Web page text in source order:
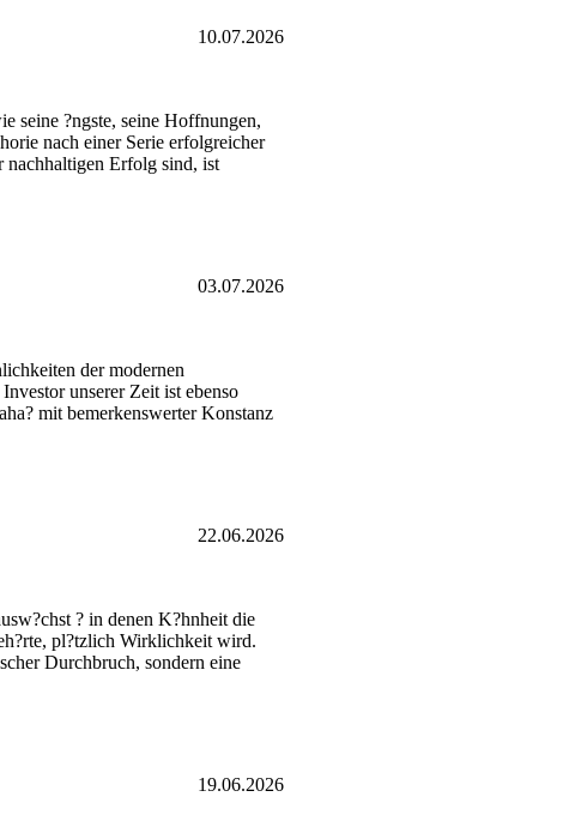
10.07.2026
seine ?ngste, seine Hoffnungen,
nach einer Serie erfolgreicher
nachhaltigen Erfolg sind, ist
03.07.2026
der modernen
unserer Zeit ist ebenso
mit bemerkenswerter Konstanz
22.06.2026
? in denen K?hnheit die
pl?tzlich Wirklichkeit wird.
Durchbruch, sondern eine
19.06.2026